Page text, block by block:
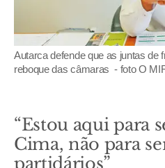
Autarca defende que as juntas de
reboque das câmaras - foto O
“Estou aqui para
Cima, não para
partidários”